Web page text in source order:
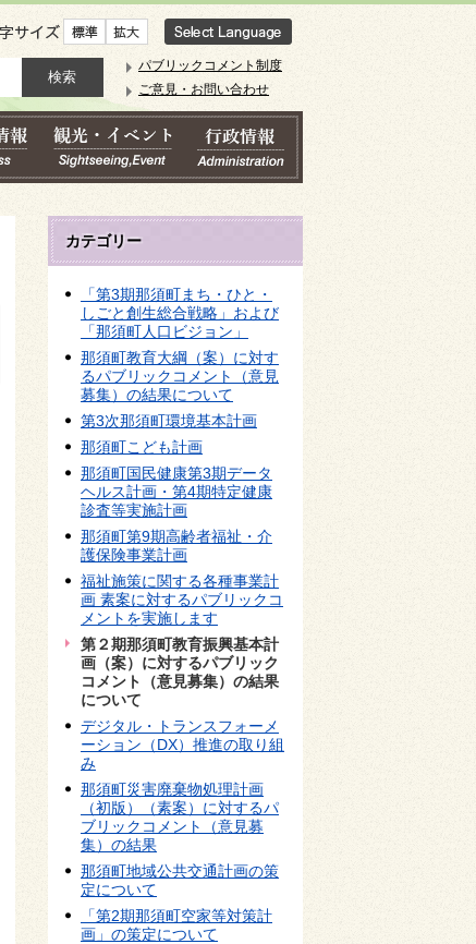
文字サイズ
パブリックコメント制度
ご意見・お問い合わせ
カテゴリー
「第3期那須町まち・ひと・
しごと創生総合戦略」および
「那須町人口ビジョン」
那須町教育大綱（案）に対す
るパブリックコメント（意見
募集）の結果について
第3次那須町環境基本計画
那須町こども計画
那須町国民健康第3期データ
ヘルス計画・第4期特定健康
診査等実施計画
那須町第9期高齢者福祉・介
護保険事業計画
福祉施策に関する各種事業計
画 素案に対するパブリックコ
メントを実施します
第２期那須町教育振興基本計
画（案）に対するパブリック
コメント（意見募集）の結果
について
デジタル・トランスフォーメ
ーション（DX）推進の取り組
み
那須町災害廃棄物処理計画
（初版）（素案）に対するパ
ブリックコメント（意見募
集）の結果
那須町地域公共交通計画の策
定について
「第2期那須町空家等対策計
画」の策定について